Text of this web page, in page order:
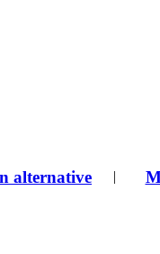
alternative |